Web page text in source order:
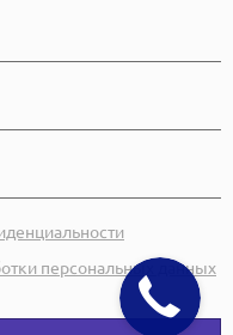
персональных данных